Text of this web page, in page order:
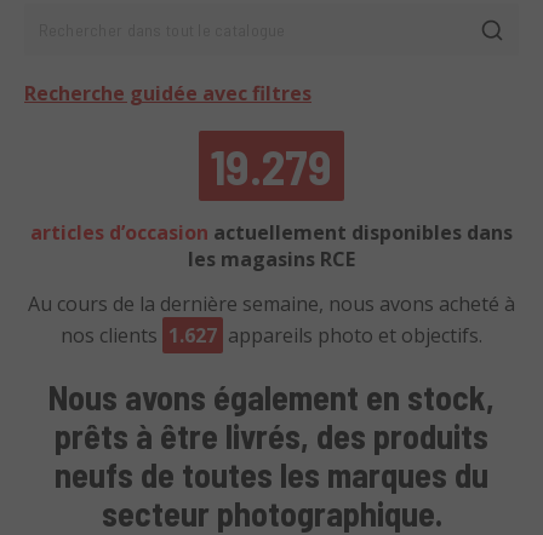
Recherche guidée avec filtres
19.279
articles d’occasion actuellement disponibles dans
les magasins RCE
Au cours de la dernière semaine, nous avons acheté à
nos clients 1.627 appareils photo et objectifs.
Nous avons également en stock,
prêts à être livrés, des produits
neufs de toutes les marques du
secteur photographique.